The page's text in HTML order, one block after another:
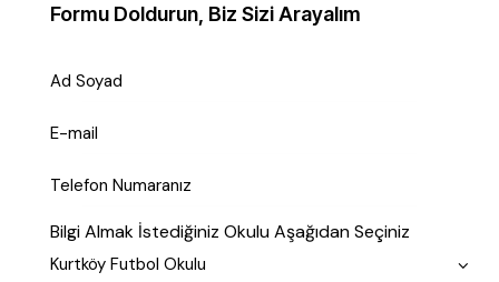
Formu Doldurun, Biz Sizi Arayalım
Bilgi Almak İstediğiniz Okulu Aşağıdan Seçiniz